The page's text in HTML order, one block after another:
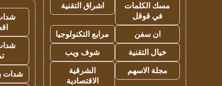
مسك الكلمات
في قوقل
اشراق التقنية
ان سفن
مرابع التكنولوجيا
خيال التقنية
شوف ويب
مجلة الاسهم
الشرقية
الاقتصادية
شدات